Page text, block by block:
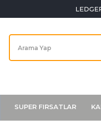
SUPER FIRSATLAR